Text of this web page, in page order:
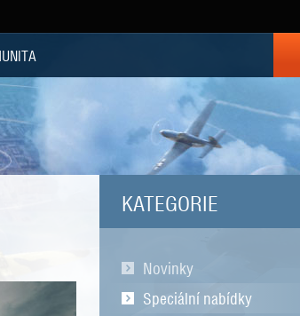
KATEGORIE
Novinky
Speciální nabídky